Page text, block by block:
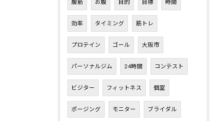
腹筋 お腹 目的 目標 時間
効率 タイミング 筋トレ
プロテイン ゴール 大阪市
パーソナルジム 24時間 コンテスト
ビジター フィットネス 個室
ポージング モニター ブライダル